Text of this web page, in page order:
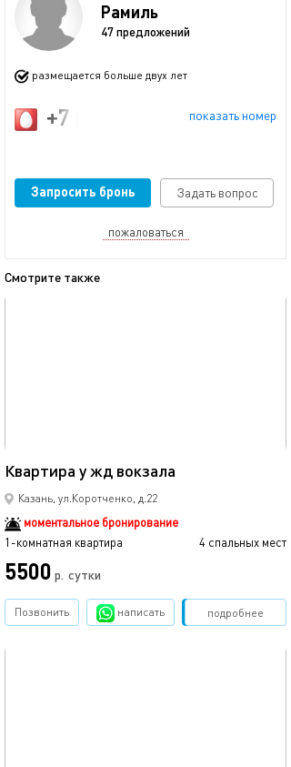
Рамиль
47 предложений
размещается больше двух лет
показать номер
+7 (917) 914-57-73
Запросить бронь Задать вопрос
пожаловаться
Смотрите также
Квартира у жд вокзала
Казань, ул.Коротченко, д.22
моментальное бронирование
1-комнатная квартира
4 спальных мест
5500 р. сутки
подробнее
Позвонить написать Забронировать